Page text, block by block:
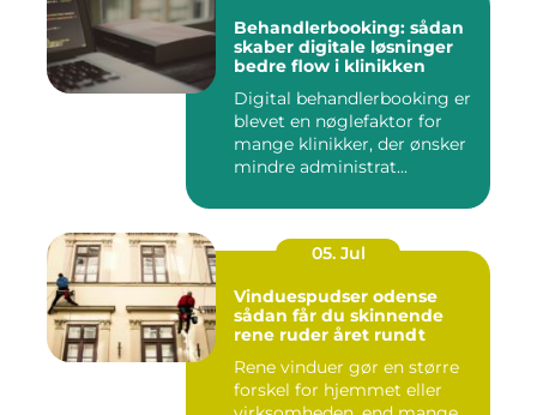
Behandlerbooking: sådan
skaber digitale løsninger
bedre flow i klinikken
Digital behandlerbooking er
blevet en nøglefaktor for
mange klinikker, der ønsker
mindre administrat...
05. Jul
Vinduespudser odense
sådan får du skinnende
rene ruder året rundt
Rene vinduer gør en større
forskel for hjemmet eller